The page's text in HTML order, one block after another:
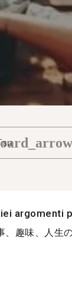
argomenti
、趣味、人生